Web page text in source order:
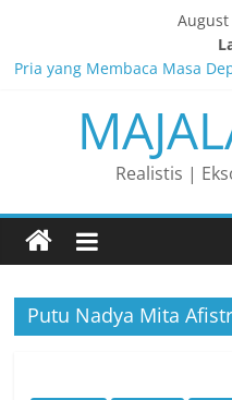
content
August
Pria yang Membaca Masa
Membaca Peluang,
Bisnis Peternakan yang
Lelaki yang Mengubah Garis
Matahari yang Lahir di Pulau
Perjalanan Panjang di Balik
Realistis |
Putu Nadya Mita